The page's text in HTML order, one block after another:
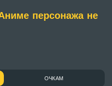
персонажа не
ОЧКАМ